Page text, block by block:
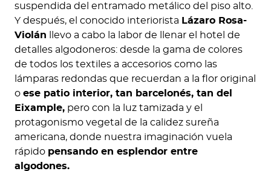
suspendida del entramado metálico del piso alto.
Y después, el conocido interiorista Lázaro Rosa-
Violán llevo a cabo la labor de llenar el hotel de
detalles algodoneros: desde la gama de colores
de todos los textiles a accesorios como las
lámparas redondas que recuerdan a la flor original
o ese patio interior, tan barcelonés, tan del
Eixample, pero con la luz tamizada y el
protagonismo vegetal de la calidez sureña
americana, donde nuestra imaginación vuela
rápido pensando en esplendor entre
algodones.